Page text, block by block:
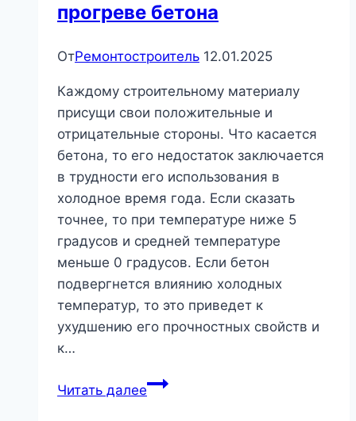
прогреве бетона
ОтРемонтостроитель 12.01.2025
Каждому строительному материалу
присущи свои положительные и
отрицательные стороны. Что касается
бетона, то его недостаток заключается
в трудности его использования в
холодное время года. Если сказать
точнее, то при температуре ниже 5
градусов и средней температуре
меньше 0 градусов. Если бетон
подвергнется влиянию холодных
температур, то это приведет к
ухудшению его прочностных свойств и
к…
Читать далееЧастые